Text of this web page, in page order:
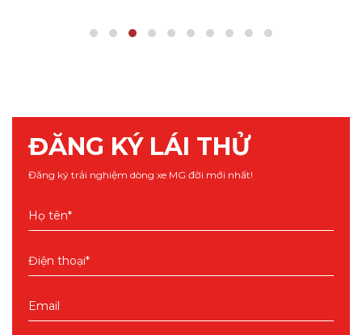
ĐĂNG KÝ LÁI THỬ
Đăng ký trải nghiệm dòng xe MG đời mới nhất!